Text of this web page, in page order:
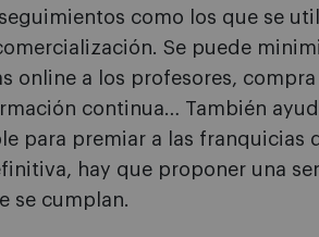
como los que se
Se puede
online a los profesores,
continua… También
para premiar a las franquicias
hay que proponer una
se cumplan.